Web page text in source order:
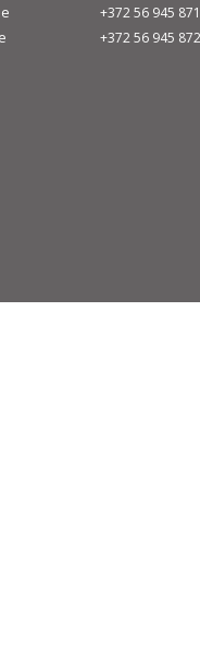
+372 56 945 871
+372 56 945 872